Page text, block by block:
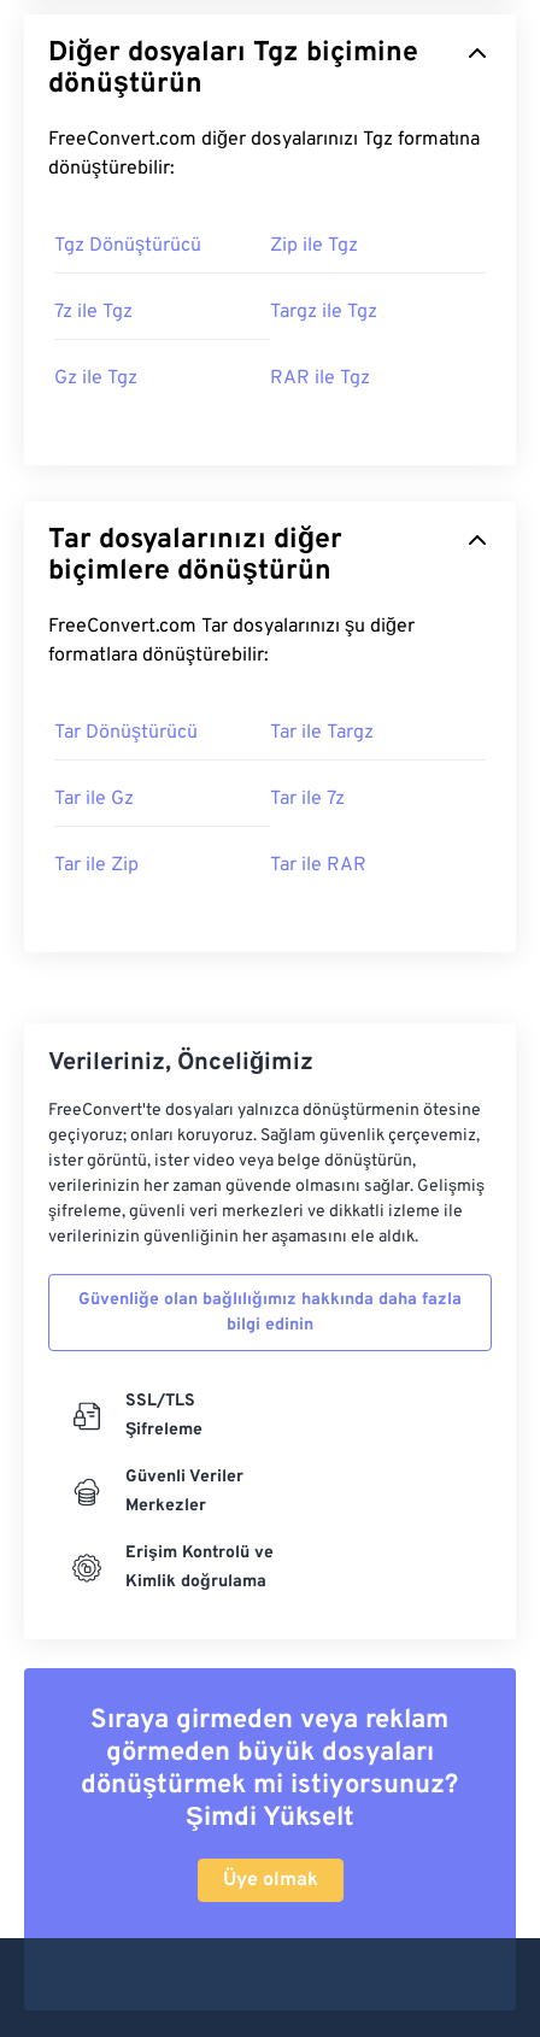
Diğer dosyaları Tgz biçimine
dönüştürün
FreeConvert.com diğer dosyalarınızı Tgz formatına
dönüştürebilir:
Tgz Dönüştürücü Zip ile Tgz
7z ile Tgz Targz ile Tgz
Gz ile Tgz RAR ile Tgz
Tar dosyalarınızı diğer
biçimlere dönüştürün
FreeConvert.com Tar dosyalarınızı şu diğer
formatlara dönüştürebilir:
Tar Dönüştürücü Tar ile Targz
Tar ile Gz Tar ile 7z
Tar ile Zip Tar ile RAR
Verileriniz, Önceliğimiz
FreeConvert'te dosyaları yalnızca dönüştürmenin ötesine
geçiyoruz; onları koruyoruz. Sağlam güvenlik çerçevemiz,
ister görüntü, ister video veya belge dönüştürün,
verilerinizin her zaman güvende olmasını sağlar. Gelişmiş
şifreleme, güvenli veri merkezleri ve dikkatli izleme ile
verilerinizin güvenliğinin her aşamasını ele aldık.
Güvenliğe olan bağlılığımız hakkında daha fazla
bilgi edinin
SSL/TLS
Şifreleme
Güvenli Veriler
Merkezler
Erişim Kontrolü ve
Kimlik doğrulama
Sıraya girmeden veya reklam
görmeden büyük dosyaları
dönüştürmek mi istiyorsunuz?
Şimdi Yükselt
Üye olmak